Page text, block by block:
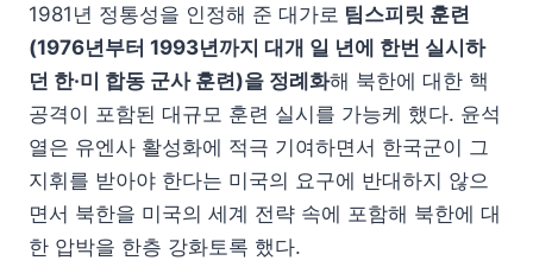
1981년 정통성을 인정해 준 대가로 팀스피릿 훈련
(1976년부터 1993년까지 대개 일 년에 한번 실시하
던 한·미 합동 군사 훈련)을 정례화해 북한에 대한 핵
공격이 포함된 대규모 훈련 실시를 가능케 했다. 윤석
열은 유엔사 활성화에 적극 기여하면서 한국군이 그
지휘를 받아야 한다는 미국의 요구에 반대하지 않으
면서 북한을 미국의 세계 전략 속에 포함해 북한에 대
한 압박을 한층 강화토록 했다.